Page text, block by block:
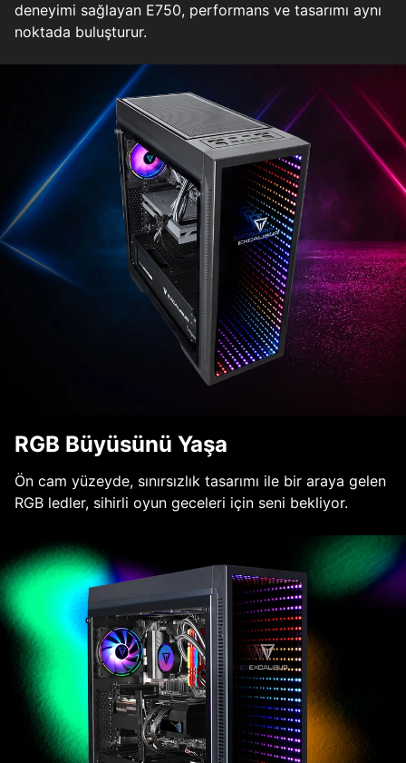
deneyimi sağlayan E750, performans ve tasarımı aynı
noktada buluşturur.
RGB Büyüsünü Yaşa
Ön cam yüzeyde, sınırsızlık tasarımı ile bir araya gelen
RGB ledler, sihirli oyun geceleri için seni bekliyor.